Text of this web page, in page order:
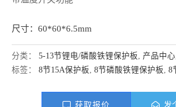
尺寸：60*60*6.5mm
分类： 5-13节锂电/磷酸铁锂保护板 产品中心
标签： 8节15A保护板 8节磷酸铁锂保护板 8
获取报价 发